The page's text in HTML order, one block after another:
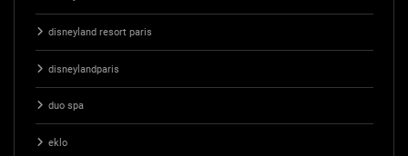
disneyland resort paris
disneylandparis
duo spa
eklo